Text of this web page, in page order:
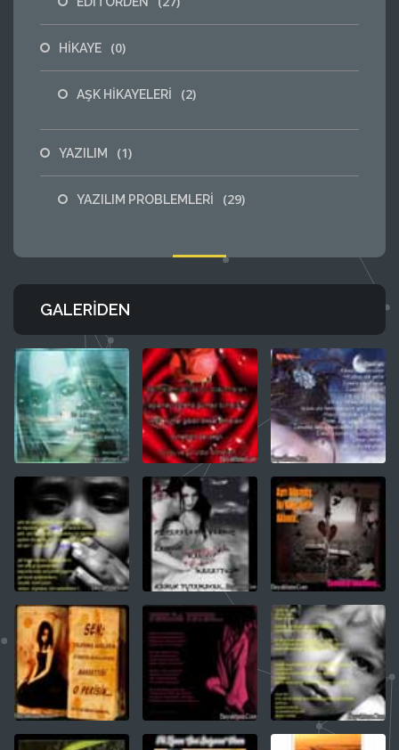
HİKAYE (0)
AŞK HİKAYELERİ (2)
YAZILIM (1)
YAZILIM PROBLEMLERİ (29)
GALERIDEN